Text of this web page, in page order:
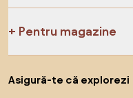
Pentru magazine
Asigură-te că explorezi